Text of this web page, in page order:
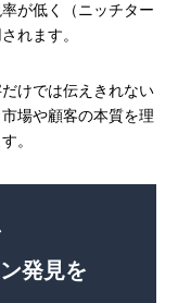
が低く（ニッチター
れます。
けでは伝えきれない
場や顧客の本質を理
。
発見を